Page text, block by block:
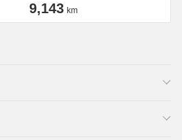
9,143 km